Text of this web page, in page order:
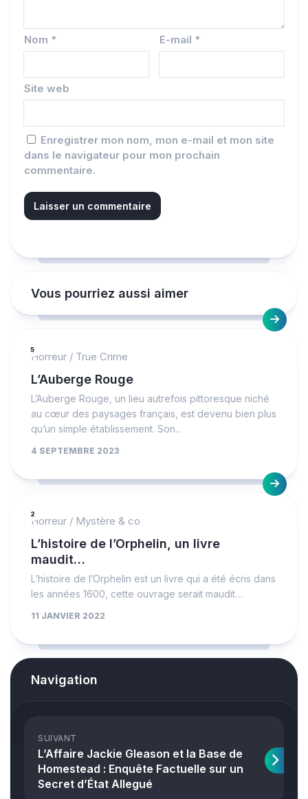
Nom * E-mail *
Site web
Enregistrer mon nom, mon e-mail et mon site
dans le navigateur pour mon prochain
commentaire.
Vous pourriez aussi aimer
5
Horreur / True Crime
L’Auberge Rouge
L’Auberge Rouge, un lieu autrefois pittoresque niché
au cœur des paysages français, est devenu bien plus
qu’un simple établissement. Son...
4 SEPTEMBRE 2023
2
Horreur / Mystère & co
L’histoire de l’Orphelin, un livre
maudit…
L’histoire de l’Orphelin est un livre qui a été écris dans
les années 1600, cette ouvrage serait maudit…
11 JANVIER 2022
Navigation
SUIVANT
L’Affaire Jackie Gleason et la Base de
Homestead : Enquête Factuelle sur un
Secret d’État Allegué